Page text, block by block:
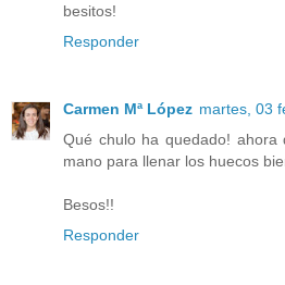
besitos!
Responder
Carmen Mª López martes, 03
Qué chulo ha quedado!
mano para llenar los huecos
Besos!!
Responder